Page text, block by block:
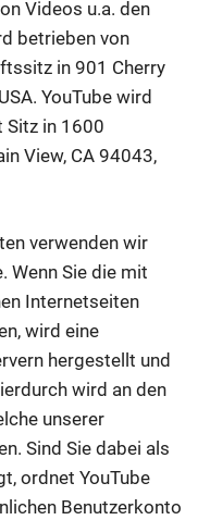
Videos u.a. den
betrieben von
in 901 Cherry
YouTube wird
Sitz in 1600
View, CA 94043,
verwenden wir
Wenn Sie die mit
Internetseiten
wird eine
hergestellt und
wird an den
unserer
Sind Sie dabei als
ordnet YouTube
Benutzerkonto